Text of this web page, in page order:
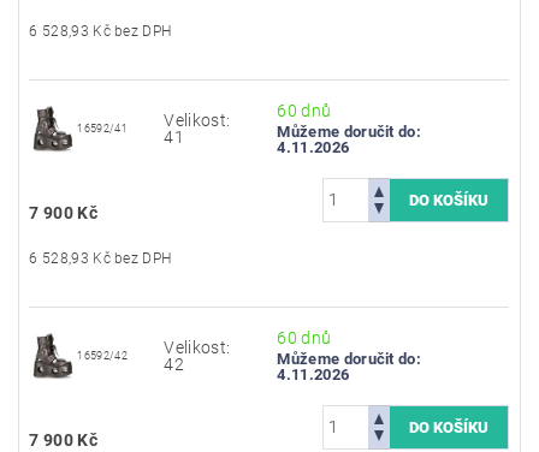
6 528,93 Kč bez DPH
16592/41
Velikost:
41
60 dnů
Můžeme doručit do:
4.11.2026
7 900 Kč
6 528,93 Kč bez DPH
16592/42
Velikost:
42
60 dnů
Můžeme doručit do:
4.11.2026
7 900 Kč